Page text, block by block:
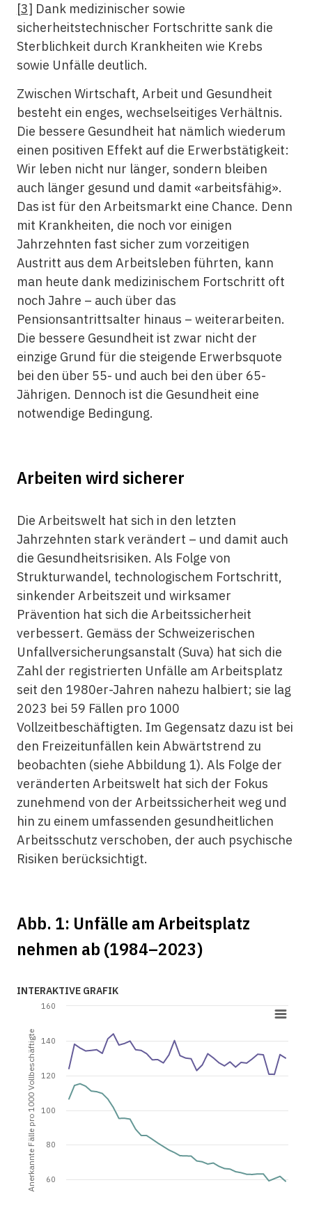
[3] Dank medizinischer sowie
sicherheitstechnischer Fortschritte sank die
Sterblichkeit durch Krankheiten wie Krebs
sowie Unfälle deutlich.
Zwischen Wirtschaft, Arbeit und Gesundheit
besteht ein enges, wechselseitiges Verhältnis.
Die bessere Gesundheit hat nämlich wiederum
einen positiven Effekt auf die Erwerbstätigkeit:
Wir leben nicht nur länger, sondern bleiben
auch länger gesund und damit «arbeitsfähig».
Das ist für den Arbeitsmarkt eine Chance. Denn
mit Krankheiten, die noch vor einigen
Jahrzehnten fast sicher zum vorzeitigen
Austritt aus dem Arbeitsleben führten, kann
man heute dank medizinischem Fortschritt oft
noch Jahre – auch über das
Pensionsantrittsalter hinaus – weiterarbeiten.
Die bessere Gesundheit ist zwar nicht der
einzige Grund für die steigende Erwerbsquote
bei den über 55- und auch bei den über 65-
Jährigen. Dennoch ist die Gesundheit eine
notwendige Bedingung.
Arbeiten wird sicherer
Die Arbeitswelt hat sich in den letzten
Jahrzehnten stark verändert – und damit auch
die Gesundheitsrisiken. Als Folge von
Strukturwandel, technologischem Fortschritt,
sinkender Arbeitszeit und wirksamer
Prävention hat sich die Arbeitssicherheit
verbessert. Gemäss der Schweizerischen
Unfallversicherungsanstalt (Suva) hat sich die
Zahl der registrierten Unfälle am Arbeitsplatz
seit den 1980er-Jahren nahezu halbiert; sie lag
2023 bei 59 Fällen pro 1000
Vollzeitbeschäftigten. Im Gegensatz dazu ist bei
den Freizeitunfällen kein Abwärtstrend zu
beobachten (siehe Abbildung 1). Als Folge der
veränderten Arbeitswelt hat sich der Fokus
zunehmend von der Arbeitssicherheit weg und
hin zu einem umfassenden gesundheitlichen
Arbeitsschutz verschoben, der auch psychische
Risiken berücksichtigt.
Abb. 1: Unfälle am Arbeitsplatz
nehmen ab (1984–2023)
INTERAKTIVE GRAFIK
Anerkannte Fälle pro 1000 Vollbeschäftigte 60
80
100
120
140
160